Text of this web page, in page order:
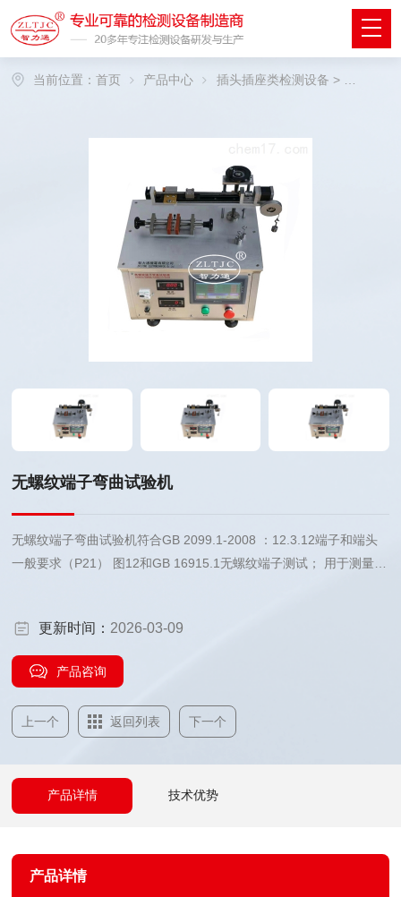
当前位置：首页 产品中心 插头插座类检测设备 >
无螺纹端子弯曲试验机
无螺纹端子弯曲试验机符合GB 2099.1-2008 ：12.3.12端子和端头
一般要求（P21） 图12和GB 16915.1无螺纹端子测试； 用于测量不
线情况。更新时间： 2026-03-09
产品咨询
上一个 返回列表 下一个
产品详情 技术优势
产品详情